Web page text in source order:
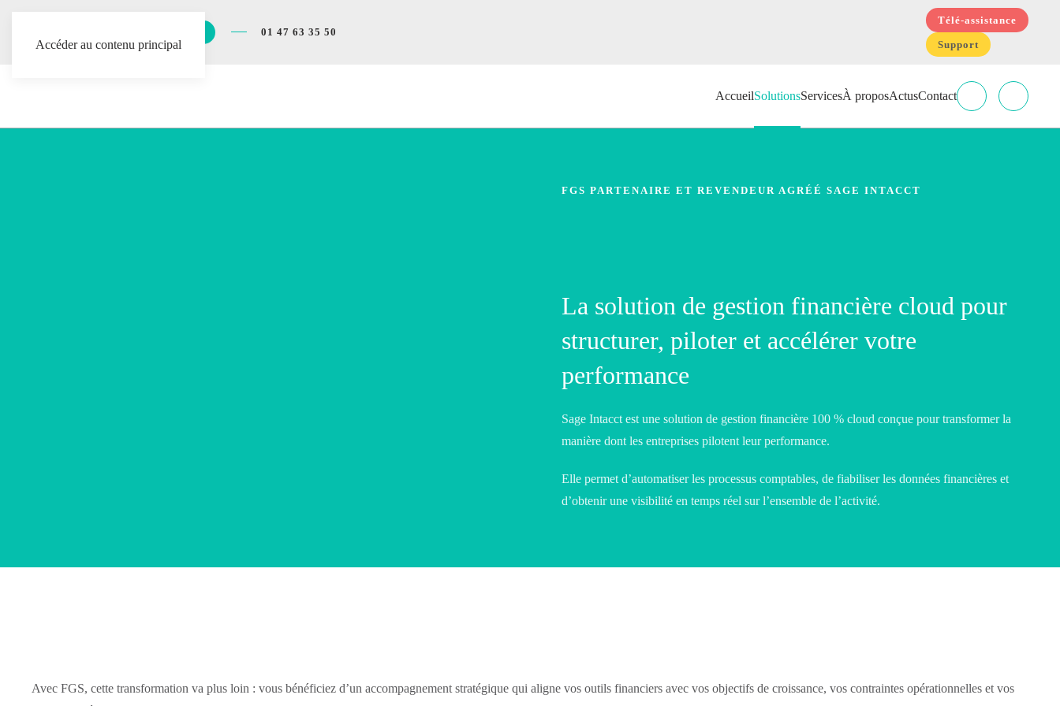
Accéder au contenu principal
01 47 63 35 50
Télé-assistance
Support
AccueilSolutionsServicesÀ proposActusContact
FGS PARTENAIRE ET REVENDEUR AGRÉÉ SAGE INTACCT
structurer, piloter et accélérer votre
performance
manière dont les entreprises pilotent leur performance.
d’obtenir une visibilité en temps réel sur l’ensemble de l’activité.
exigences réglementaires.